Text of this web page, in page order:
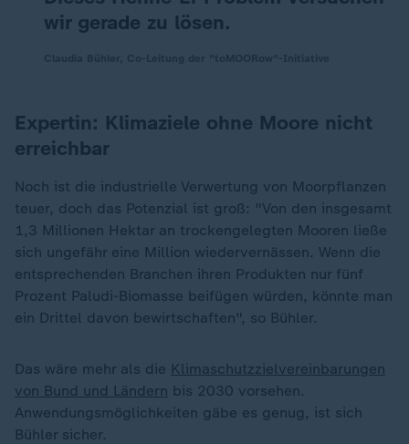
wir gerade zu lösen.
Expertin: Klimaziele ohne Moore nicht
erreichbar
Noch ist die industrielle Verwertung von Moorpflanzen
teuer, doch das Potenzial ist groß: "Von den insgesamt
1,3 Millionen Hektar an trockengelegten Mooren ließe
sich ungefähr eine Million wiedervernässen. Wenn die
entsprechenden Branchen ihren Produkten nur fünf
Prozent Paludi-Biomasse beifügen würden, könnte man
ein Drittel davon bewirtschaften", so Bühler.
Das wäre mehr als die Klimaschutzzielvereinbarungen
von Bund und Ländern bis 2030 vorsehen.
Anwendungsmöglichkeiten gäbe es genug, ist sich
Bühler sicher.